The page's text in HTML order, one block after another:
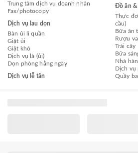
Trung tâm dịch vụ doanh nhân
Fax/photocopy
Dịch vụ lau dọn
Bàn ủi li quần
Giặt ủi
Giặt khô
Dịch vụ là (ủi)
Dọn phòng hằng ngày
Dịch vụ lễ tân
Đồ ăn
Thực
cầu)
Bữa ăn
Rượu
Trái cây
Bữa
Nhà
Dịch vụ
Quầy